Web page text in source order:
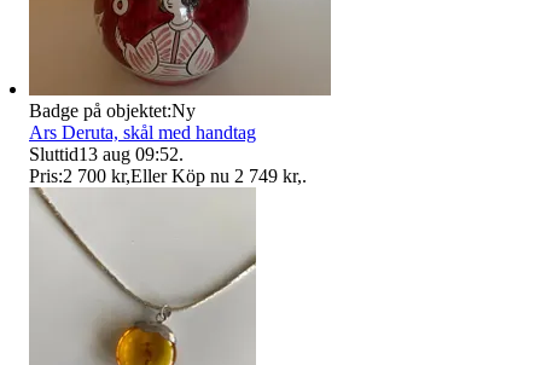
Badge på objektet:Ny
Ars Deruta, skål med handtag
Sluttid13 aug 09:52.
Pris:2 700 kr,Eller Köp nu 2 749 kr,.